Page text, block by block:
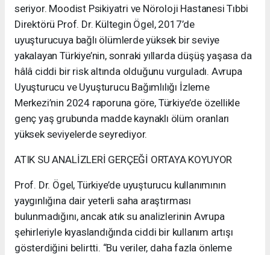
seriyor. Moodist Psikiyatri ve Nöroloji Hastanesi Tıbbi
Direktörü Prof. Dr. Kültegin Ögel, 2017’de
uyuşturucuya bağlı ölümlerde yüksek bir seviye
yakalayan Türkiye’nin, sonraki yıllarda düşüş yaşasa da
hâlâ ciddi bir risk altında olduğunu vurguladı. Avrupa
Uyuşturucu ve Uyuşturucu Bağımlılığı İzleme
Merkezi’nin 2024 raporuna göre, Türkiye’de özellikle
genç yaş grubunda madde kaynaklı ölüm oranları
yüksek seviyelerde seyrediyor.
ATIK SU ANALİZLERİ GERÇEĞİ ORTAYA KOYUYOR
Prof. Dr. Ögel, Türkiye’de uyuşturucu kullanımının
yaygınlığına dair yeterli saha araştırması
bulunmadığını, ancak atık su analizlerinin Avrupa
şehirleriyle kıyaslandığında ciddi bir kullanım artışı
gösterdiğini belirtti. “Bu veriler, daha fazla önleme